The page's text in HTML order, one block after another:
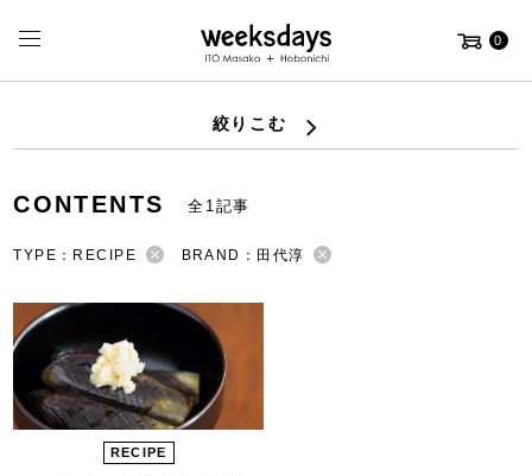
0
絞りこむ
CONTENTS 全1記事
TYPE：RECIPE BRAND：田代淳
RECIPE